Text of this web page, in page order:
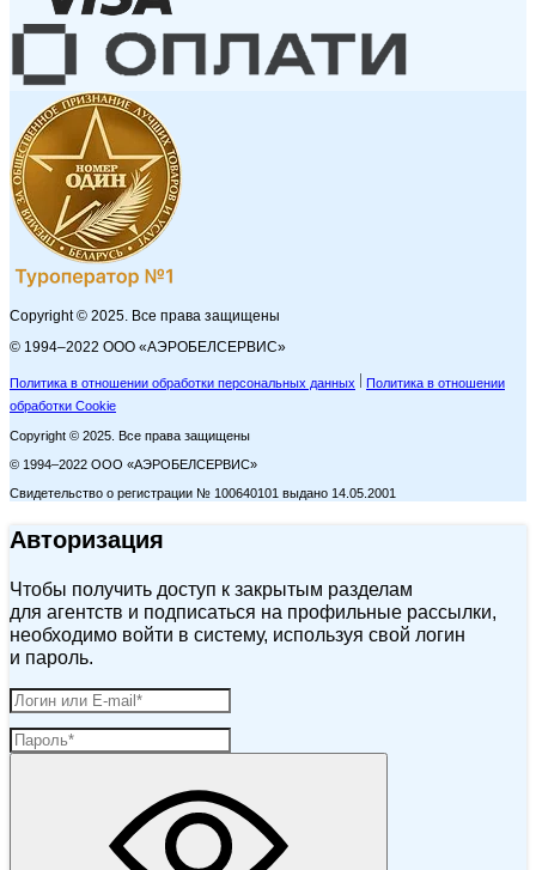
Copyright © 2025. Все права защищены
© 1994–2022 ООО «АЭРОБЕЛСЕРВИС»
Политика в отношении обработки персональных данных
Политика в отношении
обработки Cookie
Copyright © 2025. Все права защищены
© 1994–2022 ООО «АЭРОБЕЛСЕРВИС»
Свидетельство о регистрации № 100640101 выдано 14.05.2001
Авторизация
Чтобы получить доступ к закрытым разделам
для агентств и подписаться на профильные рассылки,
необходимо войти в систему, используя свой логин
и пароль.